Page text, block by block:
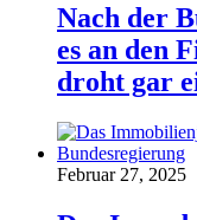
Nach der
es an den
droht gar
Februar 27, 2025